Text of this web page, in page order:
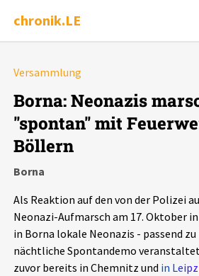
chronik.LE
Chronik
Dossiers
Schlaglichter
Versammlung
Borna: Neonazis
"spontan" mit
Böllern
Borna
Als Reaktion auf den von der Polizei
Neonazi-Aufmarsch am 17. Oktober
in Borna lokale Neonazis - passend
nächtliche Spontandemo
zuvor bereits in Chemnitz und in
Alle Ereignisse
Ereignisse